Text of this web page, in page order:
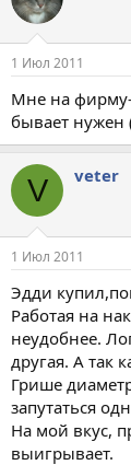
1 Июл 2011
Мне на фирму-
бывает нужен
V veter
1 Июл 2011
Эдди
Работая на
неудобнее.
другая. А так
Грише
запутаться
На мой вкус,
выигрывает.